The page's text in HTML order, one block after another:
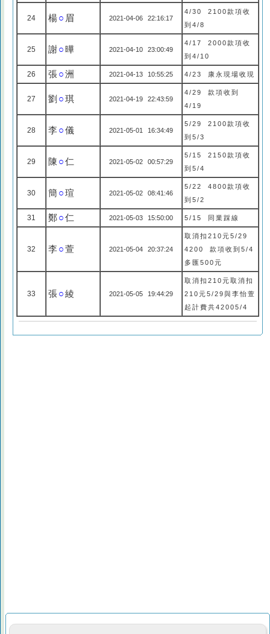
24 楊○ 眉 2021-04-06 22:16:17
4/30 2100款項收
到4/8
25 謝○ 曄 2021-04-10 23:00:49
4/17 2000款項收
到4/10
26 張○洲 2021-04-13 10:55:25 4/23 康永現場收現
27 劉 ○琪 2021-04-19 22:43:59
4/29 款項收到
4/19
28 李○儀 2021-05-01 16:34:49
5/29 2100款項收
到5/3
29 陳 ○仁 2021-05-02 00:57:29
5/15 2150款項收
到5/4
30 簡 ○瑄 2021-05-02 08:41:46
5/22 4800款項收
到5/2
31 鄭○仁 2021-05-03 15:50:00 5/15 同業踩線
32 李○萱 2021-05-04 20:37:24
取消扣210元5/29
4200 款項收到5/4
多匯500元
33 張○綾 2021-05-05 19:44:29
取消扣210元取消扣
210元5/29與李怡萱
起計費共42005/4